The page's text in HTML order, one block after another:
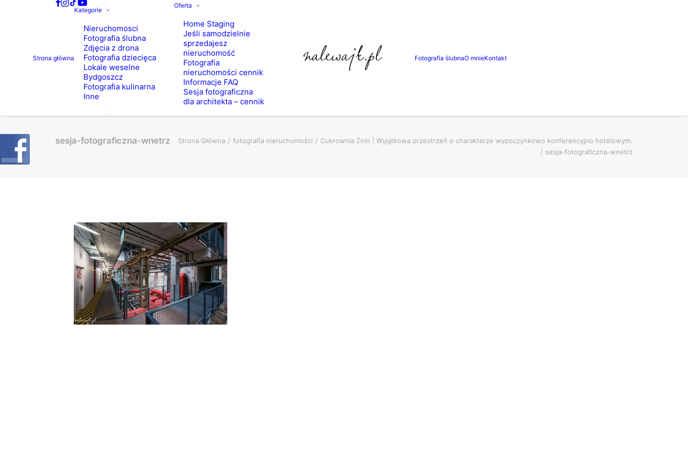
Strona główna
Kategorie
Nieruchomosci
Fotografia ślubna
Zdjęcia z drona
Fotografia dziecięca
Lokale weselne
Bydgoszcz
Fotografia kulinarna
Inne
Oferta
Home Staging
Jeśli samodzielnie
sprzedajesz
nieruchomość
Fotografia
nieruchomości cennik
Informacje FAQ
Sesja fotograficzna
dla architekta – cennik
Fotografia ślubnaO mnieKontakt
sesja-fotograficzna-wnetrz Strona Główna fotografia nieruchomości
Cukrownia Żnin | Wyjątkowa przestrzeń o charakterze wypoczynkowo konferencyjno hotelowym.
sesja-fotograficzna-wnetrz